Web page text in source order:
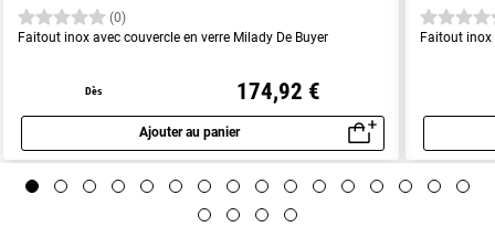
(0)
Faitout inox avec couvercle en verre Milady De Buyer
Dès 174,92 €
Ajouter au panier
Aperçu rapide
Faitout inox